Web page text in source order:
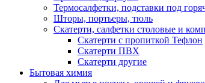
Термосалфетки, подставки под
Шторы, портьеры, тюль
Скатерти, салфетки столовые и
Скатерти с пропиткой Тефлон
Скатерти ПВХ
Скатерти другие
Бытовая химия